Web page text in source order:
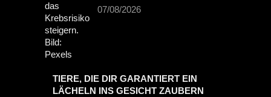
07/08/2026
TIERE, DIE DIR GARANTIERT EIN
LÄCHELN INS GESICHT ZAUBERN